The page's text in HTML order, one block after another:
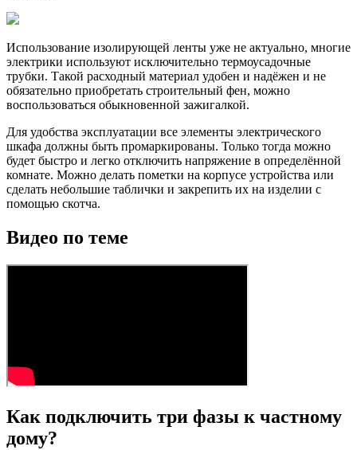
Использование изолирующей ленты уже не актуально, многие
электрики используют исключительно термоусадочные
трубки. Такой расходный материал удобен и надёжен и не
обязательно приобретать строительный фен, можно
воспользоваться обыкновенной зажигалкой.
Для удобства эксплуатации все элементы электрического
шкафа должны быть промаркированы. Только тогда можно
будет быстро и легко отключить напряжение в определённой
комнате. Можно делать пометки на корпусе устройства или
сделать небольшие таблички и закрепить их на изделии с
помощью скотча.
Видео по теме
Как подключить три фазы к частному
дому?